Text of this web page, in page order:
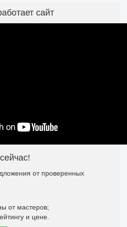
сайт
от проверенных
от мастеров;
и цене.